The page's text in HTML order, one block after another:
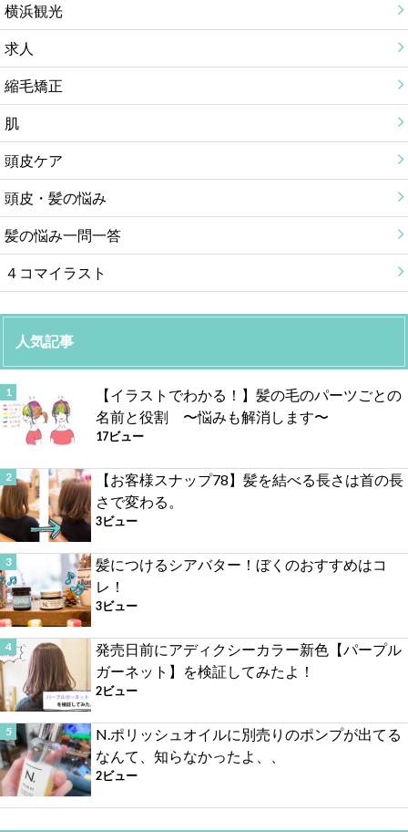
横浜観光
求人
縮毛矯正
肌
頭皮ケア
頭皮・髪の悩み
髪の悩み一問一答
４コマイラスト
人気記事
【イラストでわかる！】髪の毛のパーツごとの
名前と役割 〜悩みも解消します〜
17ビュー
【お客様スナップ78】髪を結べる長さは首の長
さで変わる。
3ビュー
髪につけるシアバター！ぼくのおすすめはコ
レ！
3ビュー
発売日前にアディクシーカラー新色【パープル
ガーネット】を検証してみたよ！
2ビュー
N.ポリッシュオイルに別売りのポンプが出てる
なんて、知らなかったよ、、
2ビュー